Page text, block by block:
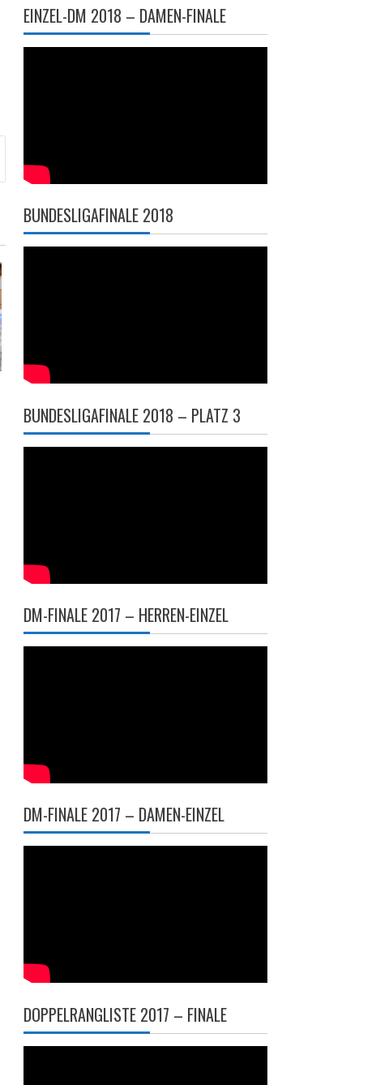
EINZEL-DM 2018 – DAMEN-FINALE
BUNDESLIGAFINALE 2018
BUNDESLIGAFINALE 2018 – PLATZ 3
DM-FINALE 2017 – HERREN-EINZEL
DM-FINALE 2017 – DAMEN-EINZEL
DOPPELRANGLISTE 2017 – FINALE